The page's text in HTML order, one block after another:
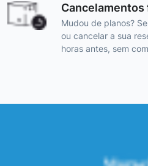
Mudou de planos?
ou cancelar a sua
horas antes, sem